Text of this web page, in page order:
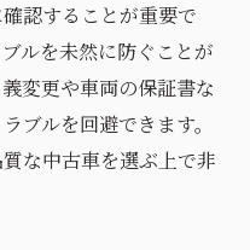
認することが重要で
ルを未然に防ぐことが
変更や車両の保証書な
ブルを回避できます。
な中古車を選ぶ上で非